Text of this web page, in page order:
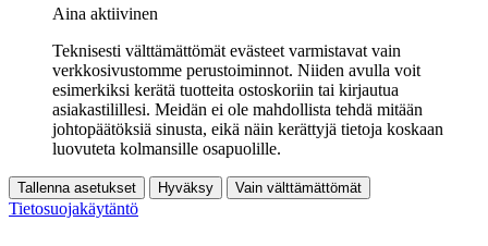
Aina aktiivinen
Teknisesti välttämättömät evästeet varmistavat vain
verkkosivustomme perustoiminnot. Niiden avulla voit
esimerkiksi kerätä tuotteita ostoskoriin tai kirjautua
asiakastilillesi. Meidän ei ole mahdollista tehdä mitään
johtopäätöksiä sinusta, eikä näin kerättyjä tietoja koskaan
luovuteta kolmansille osapuolille.
Tallenna asetukset Hyväksy Vain välttämättömät
Tietosuojakäytäntö